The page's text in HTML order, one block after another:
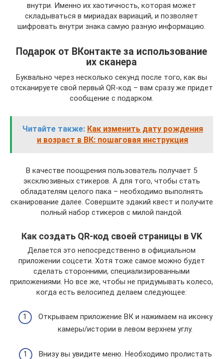
внутри. Именно их хаотичность, которая может
складываться в мириадах вариаций, и позволяет
шифровать внутри знака самую разную информацию.
Подарок от ВКонтакте за использование
их сканера
Буквально через несколько секунд после того, как вы
отсканируете свой первый QR-код – вам сразу же придет
сообщение с подарком.
Читайте также: Как изменить дату рождения
и возраст в ВК: пошаговая инструкция
В качестве поощрения пользователь получает 5
эксклюзивных стикеров. А для того, чтобы стать
обладателям целого пака – необходимо выполнять
сканирование далее. Совершите эдакий квест и получите
полный набор стикеров с милой пандой.
Как создать QR-код своей страницы в VK
Делается это непосредственно в официальном
приложении соцсети. Хотя тоже самое можно будет
сделать сторонними, специализированными
приложениями. Но все же, чтобы не придумывать колесо,
когда есть велосипед делаем следующее:
Открываем приложение ВК и нажимаем на иконку
камеры/истории в левом верхнем углу.
Внизу вы увидите меню. Необходимо пролистать